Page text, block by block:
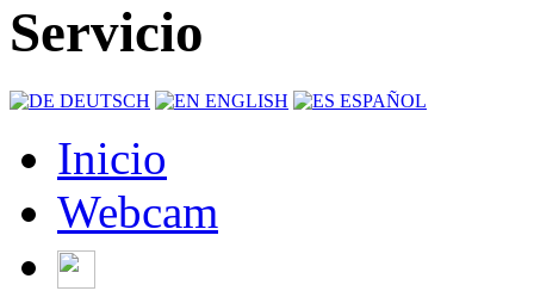
Servicio
DEUTSCH ENGLISH ESPAÑOL
Inicio
Webcam